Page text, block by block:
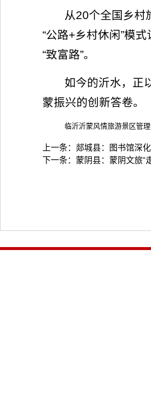
从20个全国乡村
“公路+乡村休闲”模
“致富路”。
如今的沂水，正
蒙振兴的创新答卷。
临沂沂蒙风情旅游景区管
上一条： 郯城县：图书馆深
下一条： 蒙阴县：蒙阴文旅“